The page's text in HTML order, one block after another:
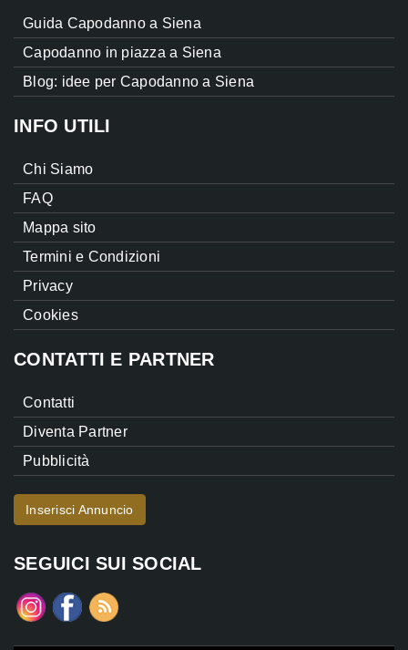
Guida Capodanno a Siena
Capodanno in piazza a Siena
Blog: idee per Capodanno a Siena
INFO UTILI
Chi Siamo
FAQ
Mappa sito
Termini e Condizioni
Privacy
Cookies
CONTATTI E PARTNER
Contatti
Diventa Partner
Pubblicità
Inserisci Annuncio
SEGUICI SUI SOCIAL